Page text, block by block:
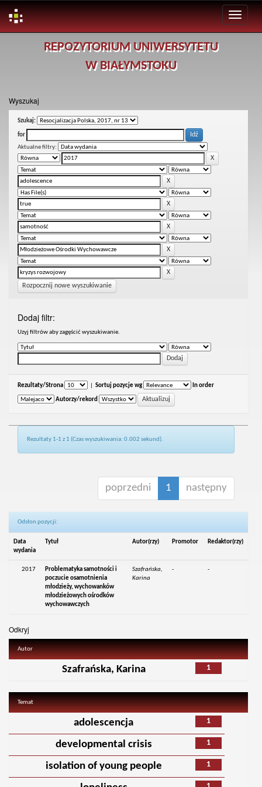
REPOZYTORIUM UNIWERSYTETU
W BIAŁYMSTOKU
Wyszukaj
Szukaj:
for
Aktualne filtry:
Rozpocznij nowe wyszukiwanie
Dodaj filtr:
Uzyj filtrów aby zagęścić wyszukiwanie.
Rezultaty/Strona Sortuj pozycje wg In order
Autorzy/rekord
Rezultaty 1-1 z 1 (Czas wyszukiwania: 0.002 sekund).
poprzedni 1 następny
Odsłon pozycji:
Data
wydania
Tytuł Autor(rzy) Promotor Redaktor(rzy)
2017
Problematyka samotności i
poczucie osamotnienia
młodzieży, wychowanków
młodzieżowych ośrodków
wychowawczych
Szafrańska,
Karina
- -
Odkryj
Autor
1
Szafrańska, Karina
Temat
1
adolescencja
1
developmental crisis
1
isolation of young people